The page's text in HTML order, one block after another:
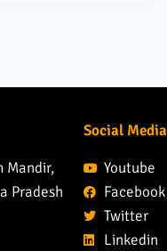
Mandir,
Pradesh
Social Media
Youtube
Facebook
Twitter
Linkedin